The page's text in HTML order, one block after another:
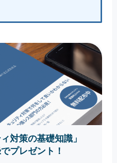
対策の基礎知識」
プレゼント！